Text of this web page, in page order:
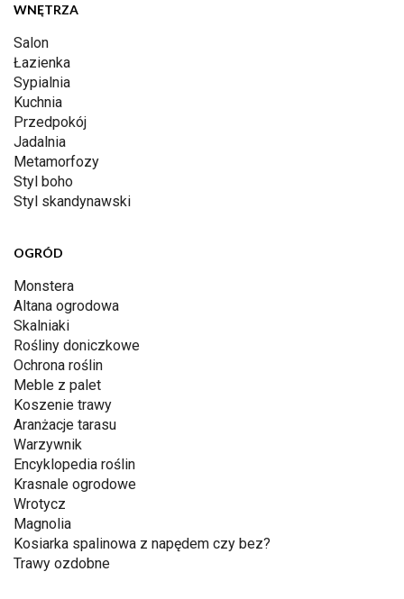
WNĘTRZA
Salon
Łazienka
Sypialnia
Kuchnia
Przedpokój
Jadalnia
Metamorfozy
Styl boho
Styl skandynawski
OGRÓD
Monstera
Altana ogrodowa
Skalniaki
Rośliny doniczkowe
Ochrona roślin
Meble z palet
Koszenie trawy
Aranżacje tarasu
Warzywnik
Encyklopedia roślin
Krasnale ogrodowe
Wrotycz
Magnolia
Kosiarka spalinowa z napędem czy bez?
Trawy ozdobne